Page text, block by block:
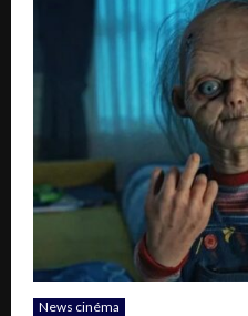
News cinéma